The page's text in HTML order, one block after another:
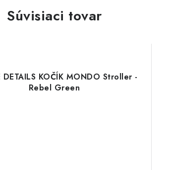
Súvisiaci tovar
DETAILS KOČÍK MONDO Stroller -
Rebel Green